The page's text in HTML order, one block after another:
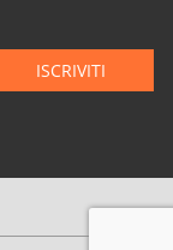
ISCRIVITI